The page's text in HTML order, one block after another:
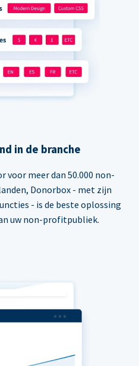
in de branche
voor meer dan 50.000 non-
Donorbox - met zijn
- is de beste oplossing
uw non-profitpubliek.